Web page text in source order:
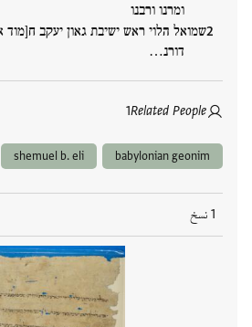
ומרנו ורבנו
שמואל הלוי ראש ישיבת גאון יעקב ח[מוד
דורנ…
Related People
1
babylonian geonim
shemuel b. eli
1 نسخ